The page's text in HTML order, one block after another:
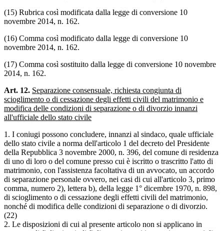
(15) Rubrica così modificata dalla legge di conversione 10
novembre 2014, n. 162.
(16) Comma così modificato dalla legge di conversione 10
novembre 2014, n. 162.
(17) Comma così sostituito dalla legge di conversione 10 novembre
2014, n. 162.
Art. 12. Separazione consensuale, richiesta congiunta di
scioglimento o di cessazione degli effetti civili del matrimonio e
modifica delle condizioni di separazione o di divorzio innanzi
all'ufficiale dello stato civile
1. I coniugi possono concludere, innanzi al sindaco, quale ufficiale
dello stato civile a norma dell'articolo 1 del decreto del Presidente
della Repubblica 3 novembre 2000, n. 396, del comune di residenza
di uno di loro o del comune presso cui è iscritto o trascritto l'atto di
matrimonio, con l'assistenza facoltativa di un avvocato, un accordo
di separazione personale ovvero, nei casi di cui all'articolo 3, primo
comma, numero 2), lettera b), della legge 1° dicembre 1970, n. 898,
di scioglimento o di cessazione degli effetti civili del matrimonio,
nonché di modifica delle condizioni di separazione o di divorzio.
(22)
2. Le disposizioni di cui al presente articolo non si applicano in